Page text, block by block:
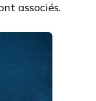
associés.